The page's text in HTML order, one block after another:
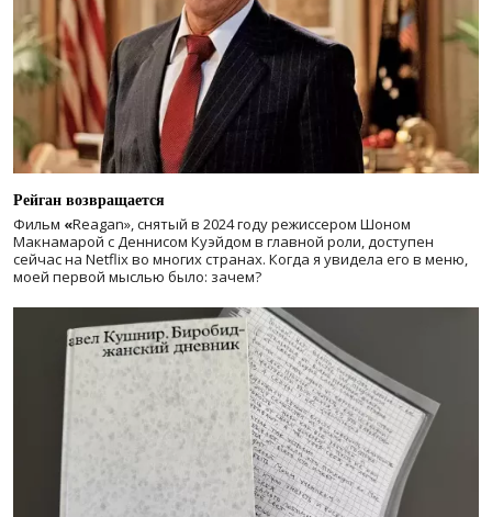
Рейган возвращается
Фильм «Reagan», снятый в 2024 годурежиссером Шоном
Макнамарой с Деннисом Куэйдом в главной роли, доступен
сейчас на Netflix во многих странах. Когда я увидела его в меню,
моей первой мыслью было: зачем?